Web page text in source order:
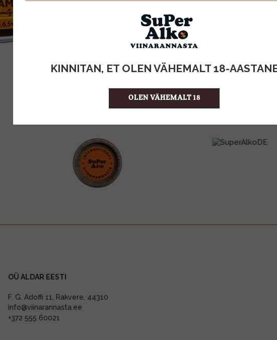
KINNITAN, ET OLEN VÄHEMALT 18-
OLEN VÄHEMALT 18
KOOD
KOGUS KASTIS
OÜ ALDAR EESTI
F. G. Adoffi 11, Rakvere, 44310
info@viinarannasta.ee
+372 555 60021